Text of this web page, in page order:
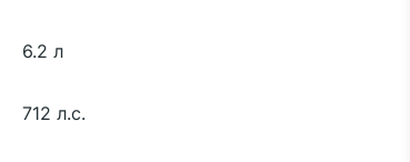
6.2 л
712 л.с.